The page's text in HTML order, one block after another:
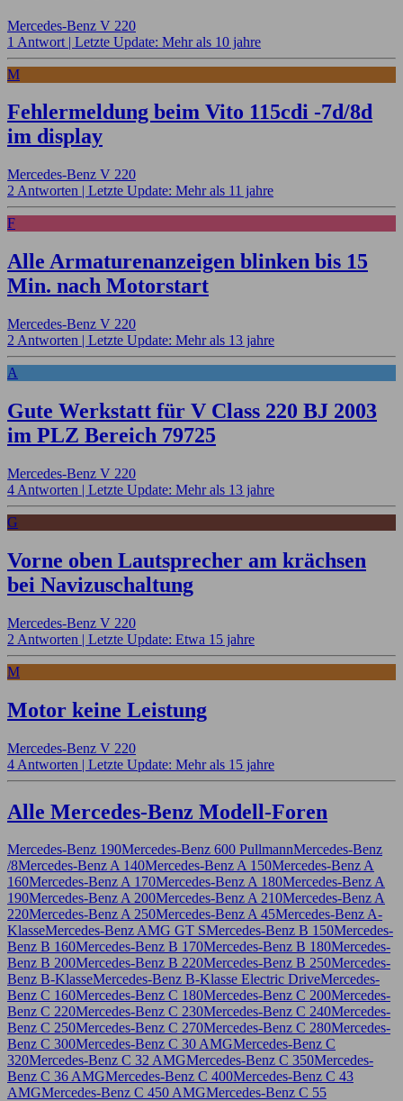
Mercedes-Benz V 220
1 Antwort | Letzte Update: Mehr als 10 jahre
M
Fehlermeldung beim Vito 115cdi -7d/8d
im display
Mercedes-Benz V 220
2 Antworten | Letzte Update: Mehr als 11 jahre
F
Alle Armaturenanzeigen blinken bis 15
Min. nach Motorstart
Mercedes-Benz V 220
2 Antworten | Letzte Update: Mehr als 13 jahre
A
Gute Werkstatt für V Class 220 BJ 2003
im PLZ Bereich 79725
Mercedes-Benz V 220
4 Antworten | Letzte Update: Mehr als 13 jahre
G
Vorne oben Lautsprecher am krächsen
bei Navizuschaltung
Mercedes-Benz V 220
2 Antworten | Letzte Update: Etwa 15 jahre
M
Motor keine Leistung
Mercedes-Benz V 220
4 Antworten | Letzte Update: Mehr als 15 jahre
Alle Mercedes-Benz Modell-Foren
Mercedes-Benz 190Mercedes-Benz 600 PullmannMercedes-Benz
/8Mercedes-Benz A 140Mercedes-Benz A 150Mercedes-Benz A
160Mercedes-Benz A 170Mercedes-Benz A 180Mercedes-Benz A
190Mercedes-Benz A 200Mercedes-Benz A 210Mercedes-Benz A
220Mercedes-Benz A 250Mercedes-Benz A 45Mercedes-Benz A-
KlasseMercedes-Benz AMG GT SMercedes-Benz B 150Mercedes-
Benz B 160Mercedes-Benz B 170Mercedes-Benz B 180Mercedes-
Benz B 200Mercedes-Benz B 220Mercedes-Benz B 250Mercedes-
Benz B-KlasseMercedes-Benz B-Klasse Electric DriveMercedes-
Benz C 160Mercedes-Benz C 180Mercedes-Benz C 200Mercedes-
Benz C 220Mercedes-Benz C 230Mercedes-Benz C 240Mercedes-
Benz C 250Mercedes-Benz C 270Mercedes-Benz C 280Mercedes-
Benz C 300Mercedes-Benz C 30 AMGMercedes-Benz C
320Mercedes-Benz C 32 AMGMercedes-Benz C 350Mercedes-
Benz C 36 AMGMercedes-Benz C 400Mercedes-Benz C 43
AMGMercedes-Benz C 450 AMGMercedes-Benz C 55